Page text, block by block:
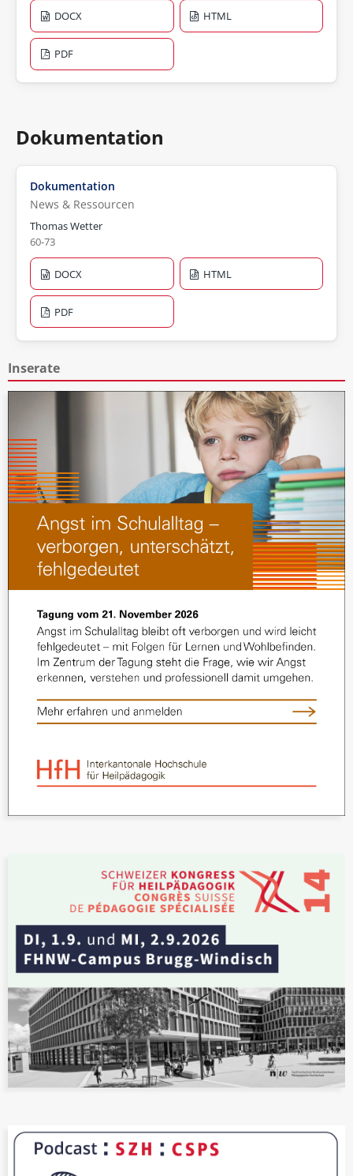
DOCX HTML
PDF
Dokumentation
Dokumentation
News & Ressourcen
Thomas Wetter
60-73
DOCX HTML
PDF
Inserate